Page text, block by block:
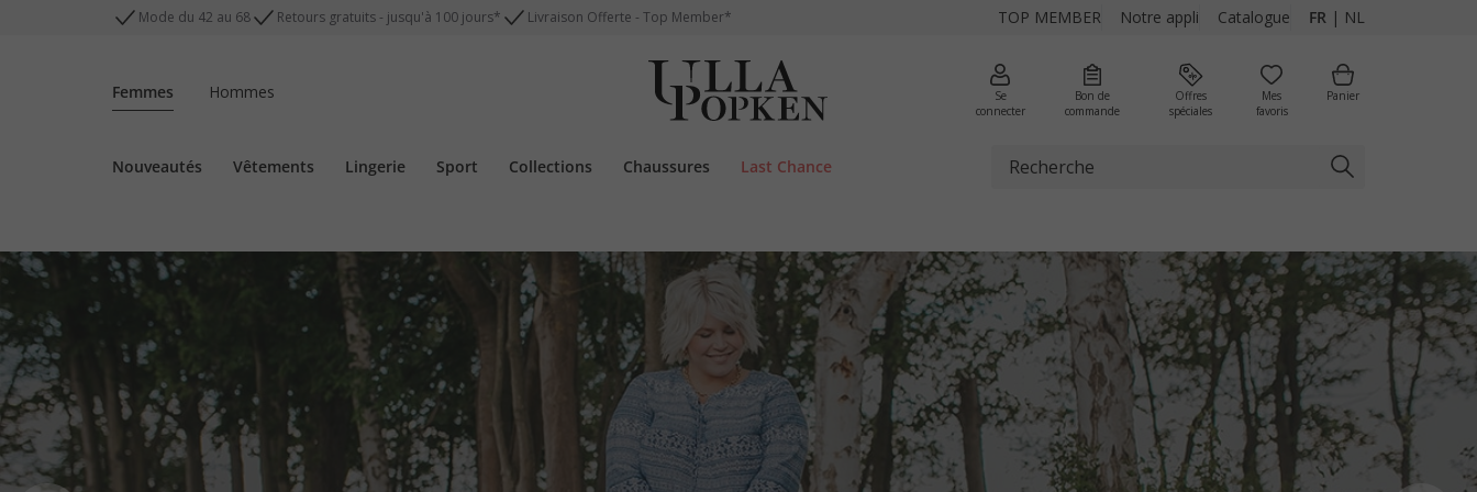
Mode du 42 au 68 Retours gratuits - jusqu'à 100 jours* Livraison Offerte - Top Member* TOP MEMBER Notre appli Catalogue FR | NL
Femmes Hommes
Se
connecter
Bon de
commande
Offres
spéciales
Mes
favoris
Panier
Nouveautés Vêtements Lingerie Sport Collections Chaussures Last Chance